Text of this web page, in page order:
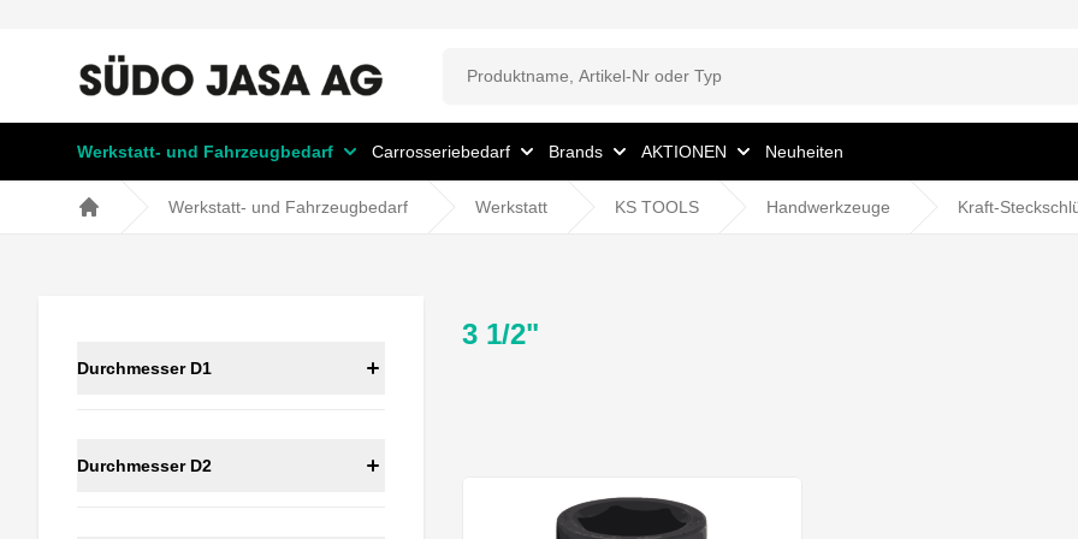
Werkstatt- und Fahrzeugbedarf Carrosseriebedarf Brands AKTIONEN Neuheiten
Werkstatt- und Fahrzeugbedarf Werkstatt KS TOOLS Handwerkzeuge Kraft-
Durchmesser D1
Durchmesser D2
3 1/2"